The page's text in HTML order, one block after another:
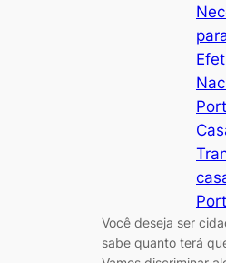
Você deseja ser
sabe quanto terá